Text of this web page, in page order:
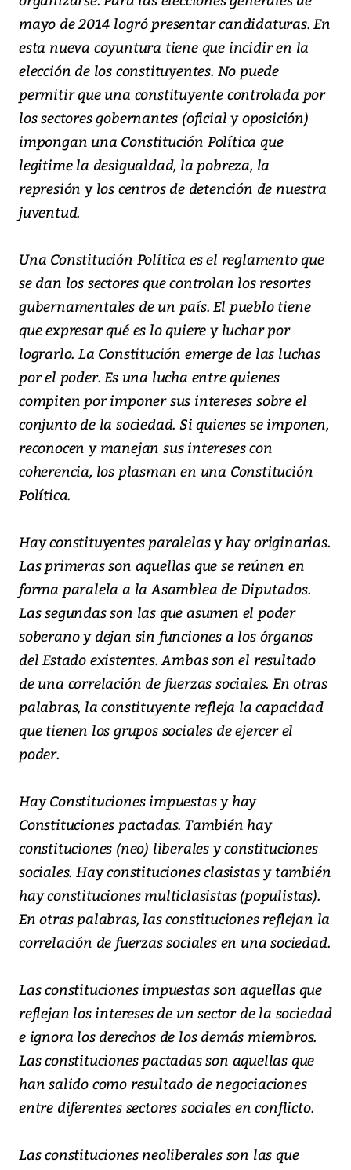
mayo de 2014 logró presentar candidaturas. En
esta nueva coyuntura tiene que incidir en la
elección de los constituyentes. No puede
permitir que una constituyente controlada por
los sectores gobernantes (oficial y oposición)
impongan una Constitución Política que
legitime la desigualdad, la pobreza, la
represión y los centros de detención de nuestra
juventud.
Una Constitución Política es el reglamento que
se dan los sectores que controlan los resortes
gubernamentales de un país. El pueblo tiene
que expresar qué es lo quiere y luchar por
lograrlo. La Constitución emerge de las luchas
por el poder. Es una lucha entre quienes
compiten por imponer sus intereses sobre el
conjunto de la sociedad. Si quienes se imponen,
reconocen y manejan sus intereses con
coherencia, los plasman en una Constitución
Política.
Hay constituyentes paralelas y hay originarias.
Las primeras son aquellas que se reúnen en
forma paralela a la Asamblea de Diputados.
Las segundas son las que asumen el poder
soberano y dejan sin funciones a los órganos
del Estado existentes. Ambas son el resultado
de una correlación de fuerzas sociales. En otras
palabras, la constituyente refleja la capacidad
que tienen los grupos sociales de ejercer el
poder.
Hay Constituciones impuestas y hay
Constituciones pactadas. También hay
constituciones (neo) liberales y constituciones
sociales. Hay constituciones clasistas y también
hay constituciones multiclasistas (populistas).
En otras palabras, las constituciones reflejan la
correlación de fuerzas sociales en una sociedad.
Las constituciones impuestas son aquellas que
reflejan los intereses de un sector de la sociedad
e ignora los derechos de los demás miembros.
Las constituciones pactadas son aquellas que
han salido como resultado de negociaciones
entre diferentes sectores sociales en conflicto.
Las constituciones neoliberales son las que